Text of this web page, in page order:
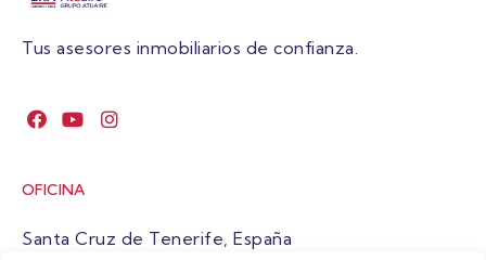
Tus asesores inmobiliarios de confianza.
OFICINA
Santa Cruz de Tenerife, España